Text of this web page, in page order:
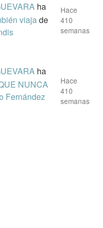
ha
viajade
Hace
410
semanas
ha
NUNCA
Fernández
Hace
410
semanas